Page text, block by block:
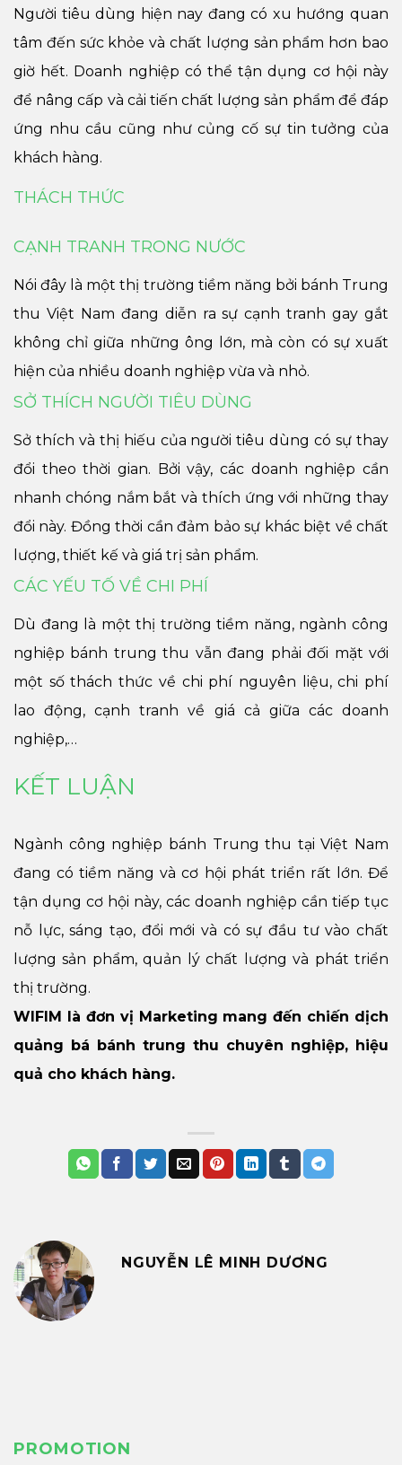
Người tiêu dùng hiện nay đang có xu hướng quan
tâm đến sức khỏe và chất lượng sản phẩm hơn bao
giờ hết. Doanh nghiệp có thể tận dụng cơ hội này
để nâng cấp và cải tiến chất lượng sản phẩm để đáp
ứng nhu cầu cũng như củng cố sự tin tưởng của
khách hàng.
THÁCH THỨC
CẠNH TRANH TRONG NƯỚC
Nói đây là một thị trường tiềm năng bởi bánh Trung
thu Việt Nam đang diễn ra sự cạnh tranh gay gắt
không chỉ giữa những ông lớn, mà còn có sự xuất
hiện của nhiều doanh nghiệp vừa và nhỏ.
SỞ THÍCH NGƯỜI TIÊU DÙNG
Sở thích và thị hiếu của người tiêu dùng có sự thay
đổi theo thời gian. Bởi vậy, các doanh nghiệp cần
nhanh chóng nắm bắt và thích ứng với những thay
đổi này. Đồng thời cần đảm bảo sự khác biệt về chất
lượng, thiết kế và giá trị sản phẩm.
CÁC YẾU TỐ VỀ CHI PHÍ
Dù đang là một thị trường tiềm năng, ngành công
nghiệp bánh trung thu vẫn đang phải đối mặt với
một số thách thức về chi phí nguyên liệu, chi phí
lao động, cạnh tranh về giá cả giữa các doanh
nghiệp,…
KẾT LUẬN
Ngành công nghiệp bánh Trung thu tại Việt Nam
đang có tiềm năng và cơ hội phát triển rất lớn. Để
tận dụng cơ hội này, các doanh nghiệp cần tiếp tục
nỗ lực, sáng tạo, đổi mới và có sự đầu tư vào chất
lượng sản phẩm, quản lý chất lượng và phát triển
thị trường.
WIFIM là đơn vị Marketing mang đến chiến dịch
quảng bá bánh trung thu chuyên nghiệp, hiệu
quả cho khách hàng.
NGUYỄN LÊ MINH DƯƠNG
PROMOTION